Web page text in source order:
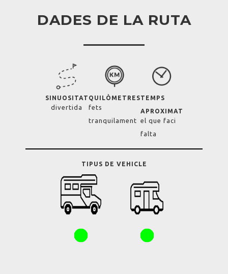
DADES DE LA RUTA
SINUOSITAT
divertida
QUILÒMETRES
fets
tranquilament
TEMPS
APROXIMAT
el que faci
falta
TIPUS DE VEHICLE